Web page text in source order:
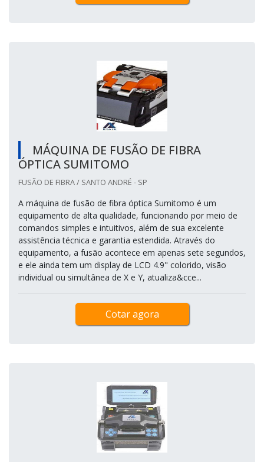
MÁQUINA DE FUSÃO DE FIBRA
ÓPTICA SUMITOMO
FUSÃO DE FIBRA / SANTO ANDRÉ - SP
A máquina de fusão de fibra óptica Sumitomo é um
equipamento de alta qualidade, funcionando por meio de
comandos simples e intuitivos, além de sua excelente
assistência técnica e garantia estendida. Através do
equipamento, a fusão acontece em apenas sete segundos,
e ele ainda tem um display de LCD 4.9" colorido, visão
individual ou simultânea de X e Y, atualiza&cce...
Cotar agora